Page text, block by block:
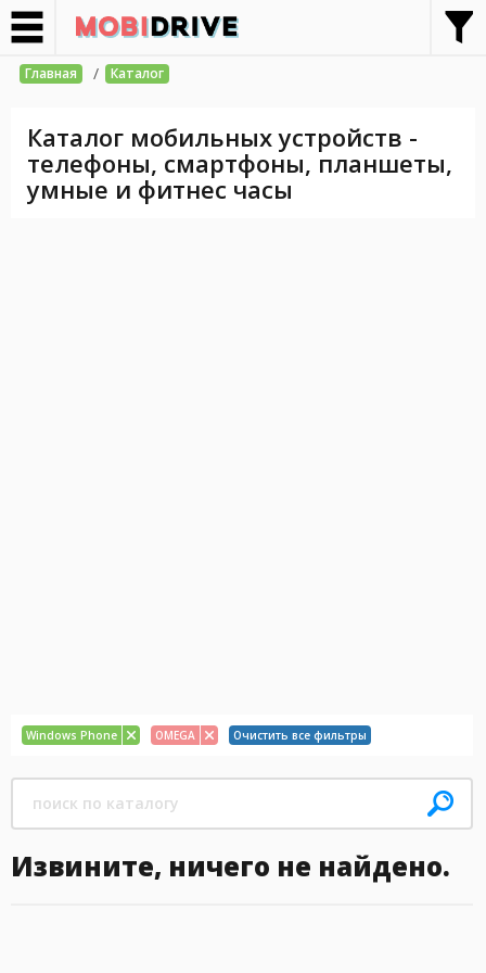
Главная / Каталог
Каталог мобильных устройств -
телефоны, смартфоны, планшеты,
умные и фитнес часы
Windows Phone OMEGA Очистить все фильтры
Извините, ничего не найдено.